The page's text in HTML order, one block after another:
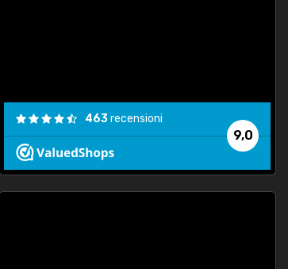
9,0
463recensioni